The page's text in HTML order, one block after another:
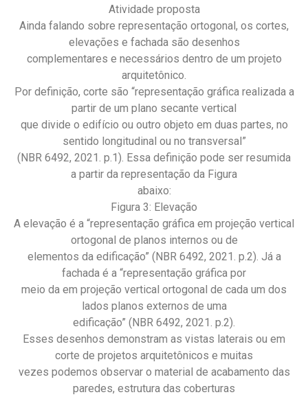
Atividade proposta
Ainda falando sobre representação ortogonal, os cortes,
elevações e fachada são desenhos
complementares e necessários dentro de um projeto
arquitetônico.
Por definição, corte são “representação gráfica realizada a
partir de um plano secante vertical
que divide o edifício ou outro objeto em duas partes, no
sentido longitudinal ou no transversal”
(NBR 6492, 2021. p.1). Essa definição pode ser resumida
a partir da representação da Figura
abaixo:
Figura 3: Elevação
A elevação é a “representação gráfica em projeção vertical
ortogonal de planos internos ou de
elementos da edificação” (NBR 6492, 2021. p.2). Já a
fachada é a “representação gráfica por
meio da em projeção vertical ortogonal de cada um dos
lados planos externos de uma
edificação” (NBR 6492, 2021. p.2).
Esses desenhos demonstram as vistas laterais ou em
corte de projetos arquitetônicos e muitas
vezes podemos observar o material de acabamento das
paredes, estrutura das coberturas